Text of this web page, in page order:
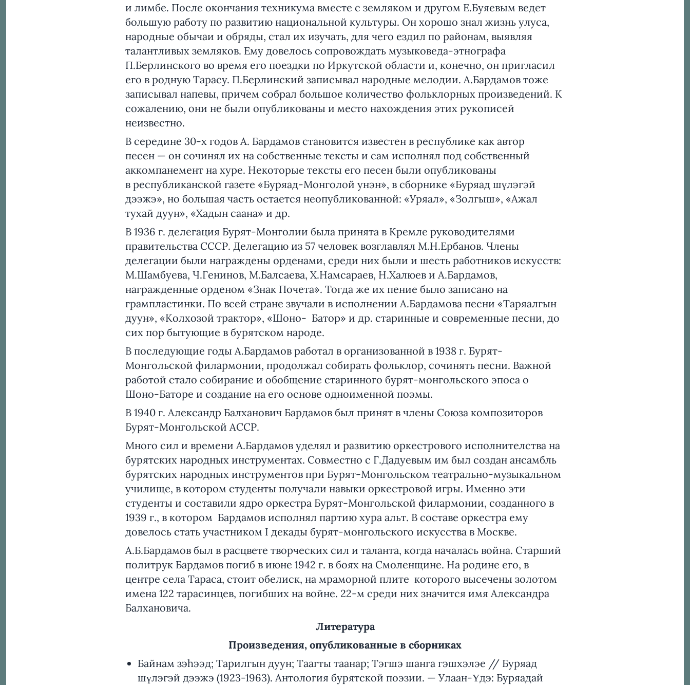
и лимбе. После окончания техникума вместе с земляком и другом Е.Буяевым ведет
большую работу по развитию национальной культуры. Он хорошо знал жизнь улуса,
народные обычаи и обряды, стал их изучать, для чего ездил по районам, выявляя
талантливых земляков. Ему довелось сопровождать музыковеда-этнографа
П.Берлинского во время его поездки по Иркутской области и, конечно, он пригласил
его в родную Тарасу. П.Берлинский записывал народные мелодии. А.Бардамов тоже
записывал напевы, причем собрал большое количество фольклорных произведений. К
сожалению, они не были опубликованы и место нахождения этих рукописей
неизвестно.
В середине 30-х годов А. Бардамов становится известен в республике как автор
песен — он сочинял их на собственные тексты и сам исполнял под собственный
аккомпанемент на хуре. Некоторые тексты его песен были опубликованы
в республиканской газете «Буряад-Монголой унэн», в сборнике «Буряад шүлэгэй
дээжэ», но большая часть остается неопубликованной: «Уряал», «Золгыш», «Ажал
тухай дуун», «Хадын саана» и др.
В 1936 г. делегация Бурят-Монголии была принята в Кремле руководителями
правительства СССР. Делегацию из 57 человек возглавлял М.Н.Ербанов. Члены
делегации были награждены орденами, среди них были и шесть работников искусств:
М.Шамбуева, Ч.Генинов, М.Балсаева, Х.Намсараев, Н.Халюев и А.Бардамов,
награжденные орденом «Знак Почета». Тогда же их пение было записано на
грампластинки. По всей стране звучали в исполнении А.Бардамова песни «Таряалгын
дуун», «Колхозой трактор», «Шоно- Батор» и др. старинные и современные песни, до
сих пор бытующие в бурятском народе.
В последующие годы А.Бардамов работал в организованной в 1938 г. Бурят-
Монгольской филармонии, продолжал собирать фольклор, сочинять песни. Важной
работой стало собирание и обобщение старинного бурят-монгольского эпоса о
Шоно-Баторе и создание на его основе одноименной поэмы.
В 1940 г. Александр Балханович Бардамов был принят в члены Союза композиторов
Бурят-Монгольской АССР.
Много сил и времени А.Бардамов уделял и развитию оркестрового исполнителства на
бурятских народных инструментах. Совместно с Г.Дадуевым им был создан ансамбль
бурятских народных инструментов при Бурят-Монгольском театрально-музыкальном
училище, в котором студенты получали навыки оркестровой игры. Именно эти
студенты и составили ядро оркестра Бурят-Монгольской филармонии, созданного в
1939 г., в котором Бардамов исполнял партию хура альт. В составе оркестра ему
довелось стать участником I декады бурят-монгольского искусства в Москве.
А.Б.Бардамов был в расцвете творческих сил и таланта, когда началась война. Старший
политрук Бардамов погиб в июне 1942 г. в боях на Смоленщине. На родине его, в
центре села Тараса, стоит обелиск, на мраморной плите которого высечены золотом
имена 122 тарасинцев, погибших на войне. 22-м среди них значится имя Александра
Балхановича.
Литература
Произведения, опубликованные в сборниках
Байнам зэhээд; Тарилгын дуун; Таагты таанар; Тэгшэ шанга гэшхэлэе // Буряад
шүлэгэй дээжэ (1923-1963). Антология бурятской поэзии. — Улаан-Үдэ: Буряадай